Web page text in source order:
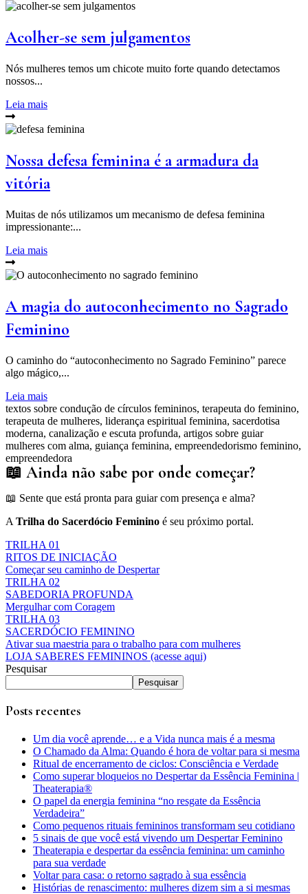
Acolher-se sem julgamentos
Nós mulheres temos um chicote muito forte quando detectamos
nossos...
Leia mais
Nossa defesa feminina é a armadura da
vitória
Muitas de nós utilizamos um mecanismo de defesa feminina
impressionante:...
Leia mais
A magia do autoconhecimento no Sagrado
Feminino
O caminho do “autoconhecimento no Sagrado Feminino” parece
algo mágico,...
Leia mais
textos sobre condução de círculos femininos, terapeuta do feminino,
terapeuta de mulheres, liderança espiritual feminina, sacerdotisa
moderna, canalização e escuta profunda, artigos sobre guiar
mulheres com alma, guiança feminina, empreendedorismo feminino,
empreendedora
📖 Ainda não sabe por onde começar?
📖 Sente que está pronta para guiar com presença e alma?
A Trilha do Sacerdócio Feminino é seu próximo portal.
TRILHA 01
RITOS DE INICIAÇÃO
Começar seu caminho de Despertar
TRILHA 02
SABEDORIA PROFUNDA
Mergulhar com Coragem
TRILHA 03
SACERDÓCIO FEMININO
Ativar sua maestria para o trabalho para com mulheres
LOJA SABERES FEMININOS (acesse aqui)
Pesquisar
Pesquisar
Posts recentes
Um dia você aprende… e a Vida nunca mais é a mesma
O Chamado da Alma: Quando é hora de voltar para si mesma
Ritual de encerramento de ciclos: Consciência e Verdade
Como superar bloqueios no Despertar da Essência Feminina |
Theaterapia®
O papel da energia feminina “no resgate da Essência
Verdadeira”
Como pequenos rituais femininos transformam seu cotidiano
5 sinais de que você está vivendo um Despertar Feminino
Theaterapia e despertar da essência feminina: um caminho
para sua verdade
Voltar para casa: o retorno sagrado à sua essência
Histórias de renascimento: mulheres dizem sim a si mesmas